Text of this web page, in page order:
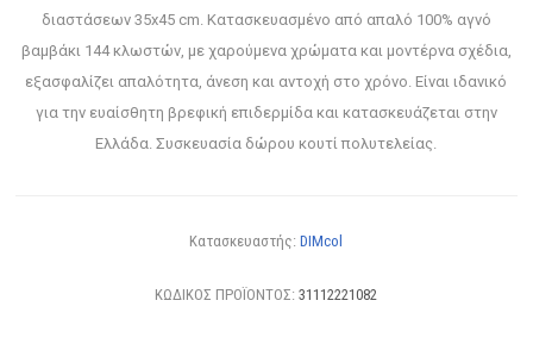
διαστάσεων 35x45 cm. Κατασκευασμένο από απαλό 100% αγνό
βαμβάκι 144 κλωστών, με χαρούμενα χρώματα και μοντέρνα σχέδια,
εξασφαλίζει απαλότητα, άνεση και αντοχή στο χρόνο. Είναι ιδανικό
για την ευαίσθητη βρεφική επιδερμίδα και κατασκευάζεται στην
Ελλάδα. Συσκευασία δώρου κουτί πολυτελείας.
Κατασκευαστής: DIMcol
ΚΩΔΙΚΟΣ ΠΡΟΪΟΝΤΟΣ: 31112221082